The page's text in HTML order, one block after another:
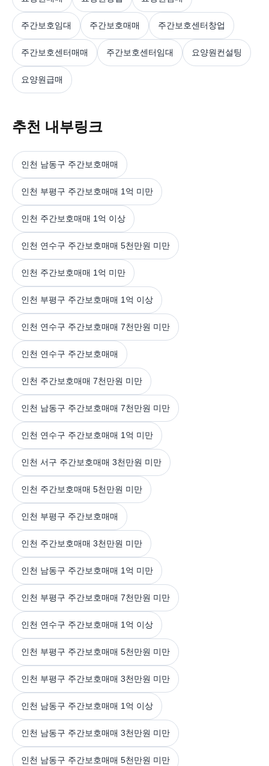
주간보호임대 주간보호매매 주간보호센터창업
주간보호센터매매 주간보호센터임대 요양원컨설팅
요양원급매
추천 내부링크
인천 남동구 주간보호매매
인천 부평구 주간보호매매 1억 미만
인천 주간보호매매 1억 이상
인천 연수구 주간보호매매 5천만원 미만
인천 주간보호매매 1억 미만
인천 부평구 주간보호매매 1억 이상
인천 연수구 주간보호매매 7천만원 미만
인천 연수구 주간보호매매
인천 주간보호매매 7천만원 미만
인천 남동구 주간보호매매 7천만원 미만
인천 연수구 주간보호매매 1억 미만
인천 서구 주간보호매매 3천만원 미만
인천 주간보호매매 5천만원 미만
인천 부평구 주간보호매매
인천 주간보호매매 3천만원 미만
인천 남동구 주간보호매매 1억 미만
인천 부평구 주간보호매매 7천만원 미만
인천 연수구 주간보호매매 1억 이상
인천 부평구 주간보호매매 5천만원 미만
인천 부평구 주간보호매매 3천만원 미만
인천 남동구 주간보호매매 1억 이상
인천 남동구 주간보호매매 3천만원 미만
인천 남동구 주간보호매매 5천만원 미만